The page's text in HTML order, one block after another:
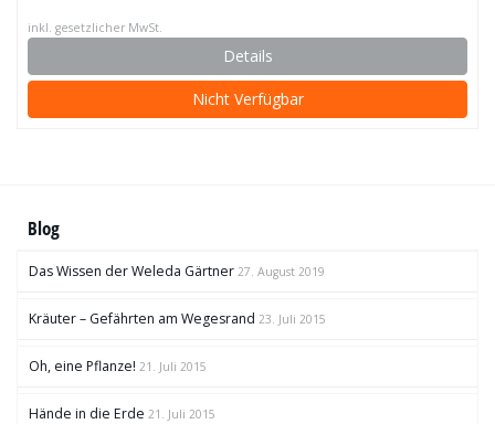
inkl. gesetzlicher MwSt.
Details
Nicht Verfügbar
Blog
Das Wissen der Weleda Gärtner 27. August 2019
Kräuter – Gefährten am Wegesrand 23. Juli 2015
Oh, eine Pflanze! 21. Juli 2015
Hände in die Erde 21. Juli 2015